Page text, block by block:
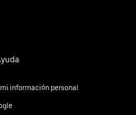
información personal